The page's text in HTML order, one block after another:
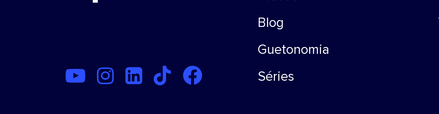
Blog
Guetonomia
Séries